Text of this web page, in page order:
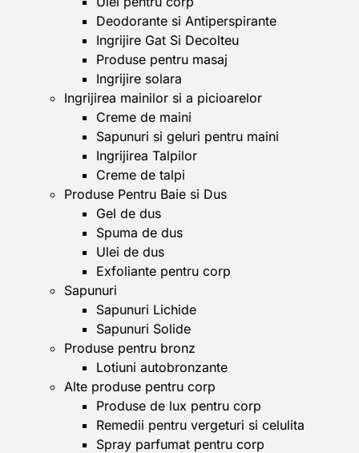
Deodorante si Antiperspirante
Ingrijire Gat Si Decolteu
Produse pentru masaj
Ingrijire solara
Ingrijirea mainilor si a picioarelor
Creme de maini
Sapunuri si geluri pentru maini
Ingrijirea Talpilor
Creme de talpi
Produse Pentru Baie si Dus
Gel de dus
Spuma de dus
Ulei de dus
Exfoliante pentru corp
Sapunuri
Sapunuri Lichide
Sapunuri Solide
Produse pentru bronz
Lotiuni autobronzante
Alte produse pentru corp
Produse de lux pentru corp
Remedii pentru vergeturi si celulita
Spray parfumat pentru corp